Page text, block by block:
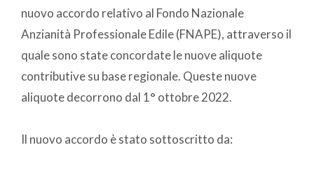
nuovo accordo relativo al Fondo Nazionale
Anzianità Professionale Edile (FNAPE), attraverso il
quale sono state concordate le nuove aliquote
contributive su base regionale. Queste nuove
aliquote decorrono dal 1° ottobre 2022.
Il nuovo accordo è stato sottoscritto da: